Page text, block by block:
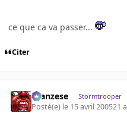
ce que ca va passer...
Citer
ilcanzese Stormtrooper
Posté(e) le 15 avril 200521 a